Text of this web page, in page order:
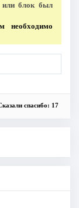
или блок был
необходимо
спасибо: 17